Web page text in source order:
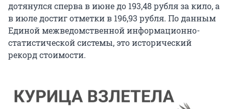
дотянулся сперва в июне до 193,48 рубля за кило, а
в июле достиг отметки в 196,93 рубля. По данным
Единой межведомственной информационно-
статистической системы, это исторический
рекорд стоимости.